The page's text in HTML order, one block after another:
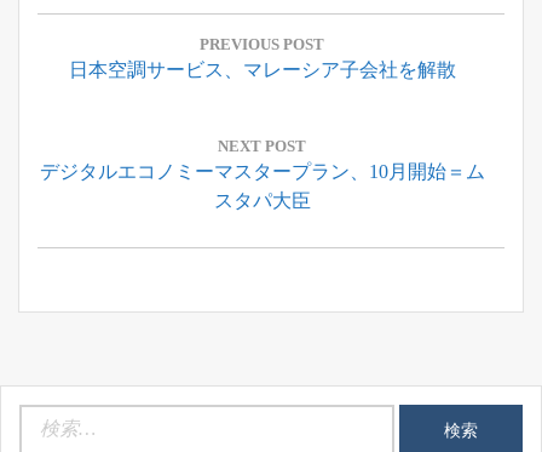
投
ー
ョ
PREVIOUS POST
Previous
日本空調サービス、マレーシア子会社を解散
NEXT POST
Next
デジタルエコノミーマスタープラン、10月開始＝ム
スタパ大臣